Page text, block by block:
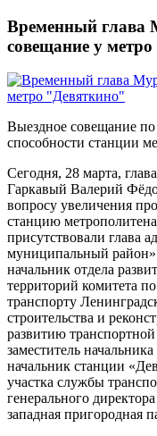
Временный глава
совещание у
Выездное совещание
способности станции
Сегодня, 28 марта,
Гаркавый Валерий
вопросу увеличения
станцию
присутствовали глава
муниципальный
начальник отдела
территорий комитета
транспорту
строительства и
развитию
заместитель
начальник станции
участка службы
генерального
западная пригородная